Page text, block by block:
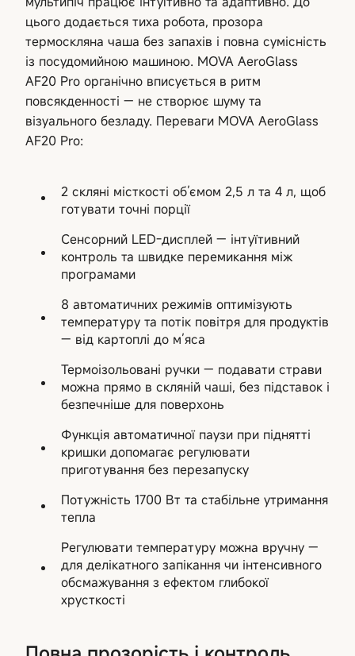
цього додається тиха робота, прозора
термоскляна чаша без запахів і повна сумісність
із посудомийною машиною. MOVA AeroGlass
AF20 Pro органічно вписується в ритм
повсякденності — не створює шуму та
візуального безладу. Переваги MOVA AeroGlass
AF20 Pro:
2 скляні місткості об’ємом 2,5 л та 4 л, щоб
готувати точні порції
Сенсорний LED-дисплей — інтуїтивний
контроль та швидке перемикання між
програмами
8 автоматичних режимів оптимізують
температуру та потік повітря для продуктів
— від картоплі до м’яса
Термоізольовані ручки — подавати страви
можна прямо в скляній чаші, без підставок і
безпечніше для поверхонь
Функція автоматичної паузи при піднятті
кришки допомагає регулювати
приготування без перезапуску
Потужність 1700 Вт та стабільне утримання
тепла
Регулювати температуру можна вручну —
для делікатного запікання чи інтенсивного
обсмажування з ефектом глибокої
хрусткості